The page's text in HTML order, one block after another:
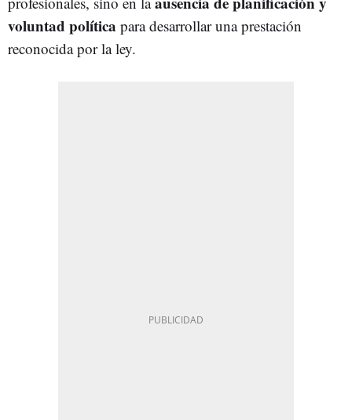
voluntad política para desarrollar una prestación
reconocida por la ley.